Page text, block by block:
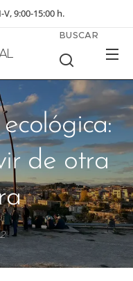
9:00-15:00 h.
BUSCAR
de otra